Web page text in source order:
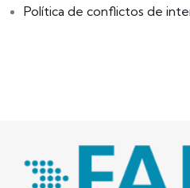
Política de conflictos de